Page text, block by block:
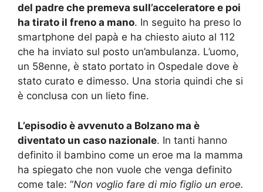
del padre che premeva sull’acceleratore e poi
ha tirato il freno a mano. In seguito ha preso lo
smartphone del papà e ha chiesto aiuto al 112
che ha inviato sul posto un’ambulanza. L’uomo,
un 58enne, è stato portato in Ospedale dove è
stato curato e dimesso. Una storia quindi che si
è conclusa con un lieto fine.
L’episodio è avvenuto a Bolzano ma è
diventato un caso nazionale. In tanti hanno
definito il bambino come un eroe ma la mamma
ha spiegato che non vuole che venga definito
come tale: “Non voglio fare di mio figlio un eroe.